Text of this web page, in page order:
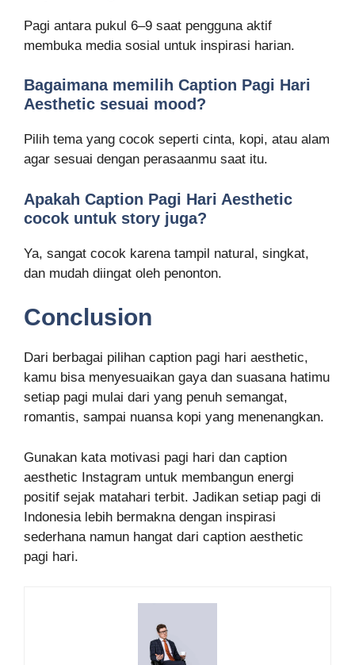
Pagi antara pukul 6–9 saat pengguna aktif
membuka media sosial untuk inspirasi harian.
Bagaimana memilih Caption Pagi Hari
Aesthetic sesuai mood?
Pilih tema yang cocok seperti cinta, kopi, atau alam
agar sesuai dengan perasaanmu saat itu.
Apakah Caption Pagi Hari Aesthetic
cocok untuk story juga?
Ya, sangat cocok karena tampil natural, singkat,
dan mudah diingat oleh penonton.
Conclusion
Dari berbagai pilihan caption pagi hari aesthetic,
kamu bisa menyesuaikan gaya dan suasana hatimu
setiap pagi mulai dari yang penuh semangat,
romantis, sampai nuansa kopi yang menenangkan.
Gunakan kata motivasi pagi hari dan caption
aesthetic Instagram untuk membangun energi
positif sejak matahari terbit. Jadikan setiap pagi di
Indonesia lebih bermakna dengan inspirasi
sederhana namun hangat dari caption aesthetic
pagi hari.